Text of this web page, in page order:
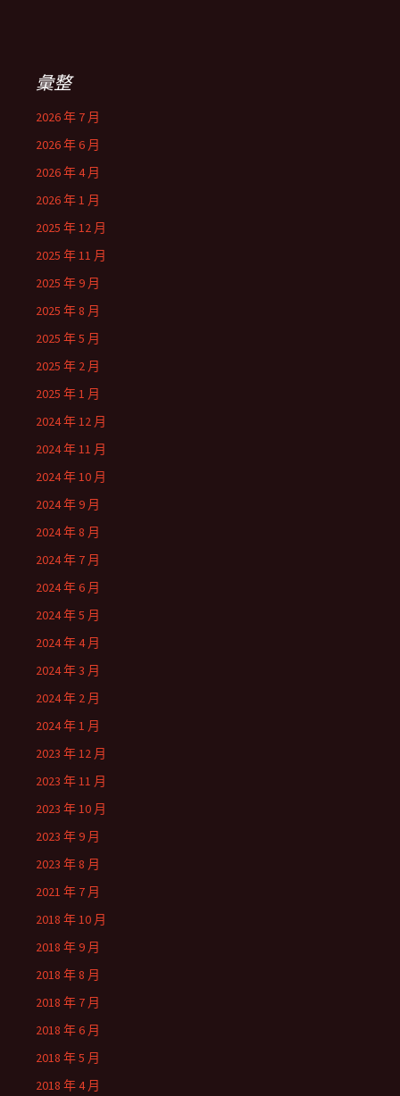
彙整
2026 年 7 月
2026 年 6 月
2026 年 4 月
2026 年 1 月
2025 年 12 月
2025 年 11 月
2025 年 9 月
2025 年 8 月
2025 年 5 月
2025 年 2 月
2025 年 1 月
2024 年 12 月
2024 年 11 月
2024 年 10 月
2024 年 9 月
2024 年 8 月
2024 年 7 月
2024 年 6 月
2024 年 5 月
2024 年 4 月
2024 年 3 月
2024 年 2 月
2024 年 1 月
2023 年 12 月
2023 年 11 月
2023 年 10 月
2023 年 9 月
2023 年 8 月
2021 年 7 月
2018 年 10 月
2018 年 9 月
2018 年 8 月
2018 年 7 月
2018 年 6 月
2018 年 5 月
2018 年 4 月